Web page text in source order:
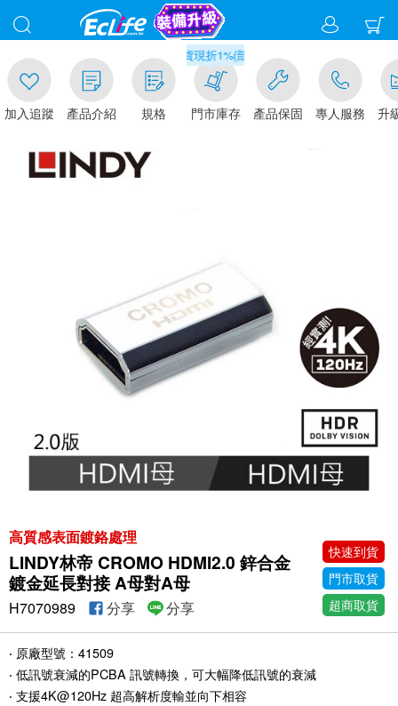
加入追蹤 產品介紹 規格
滿千元門市取貨現折1%(部分商品不適用)-請點我看
門市庫存 產品保固 專人服務 升
高質感表面鍍鉻處理
LINDY林帝 CROMO HDMI2.0 鋅合金
鍍金延長對接 A母對A母
快速到貨
門市取貨
超商取貨
H7070989 分享 分享
‧ 原廠型號：41509
‧ 低訊號衰減的PCBA 訊號轉換，可大幅降低訊號的衰減
‧ 支援4K@120Hz 超高解析度輸並向下相容